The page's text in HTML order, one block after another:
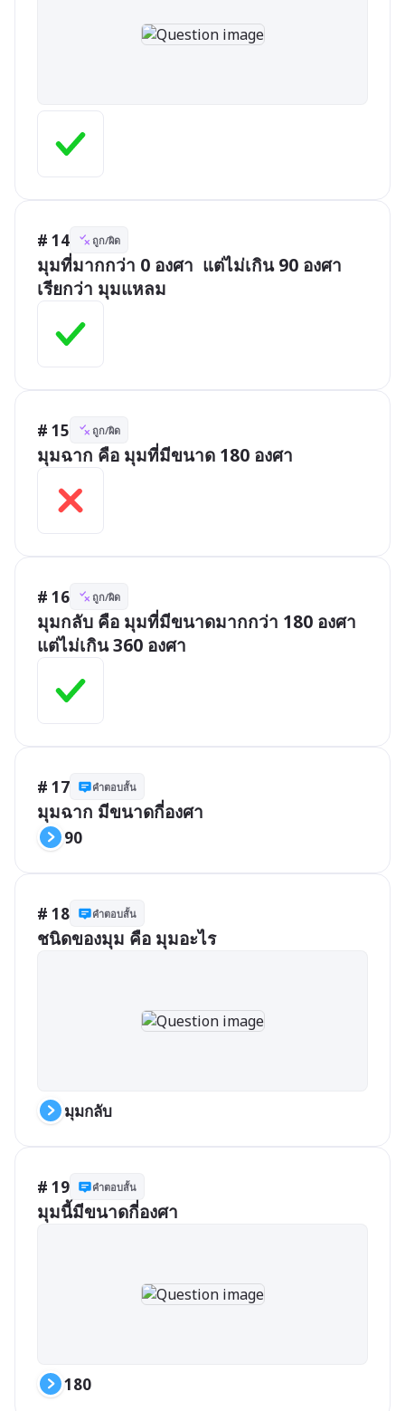
# 14 ถูก/ผิด
มุมที่มากกว่า 0 องศา  แต่ไม่เกิน 90 องศา
เรียกว่า มุมแหลม
# 15 ถูก/ผิด
มุมฉาก คือ มุมที่มีขนาด 180 องศา
# 16 ถูก/ผิด
มุมกลับ คือ มุมที่มีขนาดมากกว่า 180 องศา
แต่ไม่เกิน 360 องศา
# 17 คำตอบสั้น
มุมฉาก มีขนาดกี่องศา
90
# 18 คำตอบสั้น
ชนิดของมุม คือ มุมอะไร
มุมกลับ
# 19 คำตอบสั้น
มุมนี้มีขนาดกี่องศา
180